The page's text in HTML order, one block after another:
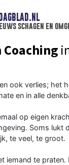
schagen en
Coaching
ook verlies; het
en in alle
op eigen
Soms lukt
te veel, te groot.
iemand te